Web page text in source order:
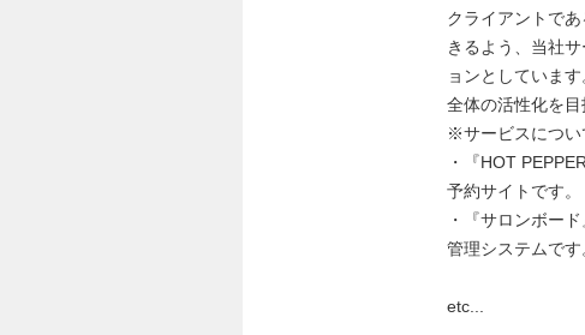
クライアントで
きるよう、当社
ョンとしていま
全体の活性化を目
※サービスについ
・『HOT
予約サイトです。
・『サロンボー
管理システムです
etc...